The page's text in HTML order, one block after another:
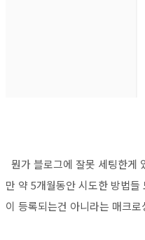
뭔가 블로그에 잘못 세팅한게
만 약 5개월동안 시도한 방법
이 등록되는건 아니라는 매크